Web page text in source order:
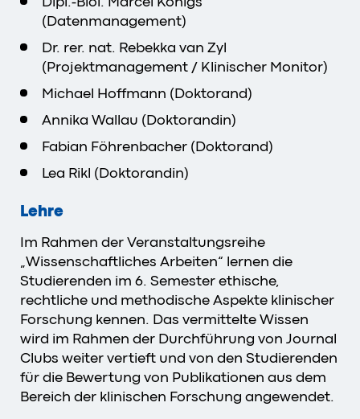
(Datenmanagement)
Dr. rer. nat. Rebekka van Zyl
(Projektmanagement / Klinischer Monitor)
Michael Hoffmann (Doktorand)
Annika Wallau (Doktorandin)
Fabian Föhrenbacher (Doktorand)
Lea Rikl (Doktorandin)
Lehre
Im Rahmen der Veranstaltungsreihe
„Wissenschaftliches Arbeiten“ lernen die
Studierenden im 6. Semester ethische,
rechtliche und methodische Aspekte klinischer
Forschung kennen. Das vermittelte Wissen
wird im Rahmen der Durchführung von Journal
Clubs weiter vertieft und von den Studierenden
für die Bewertung von Publikationen aus dem
Bereich der klinischen Forschung angewendet.